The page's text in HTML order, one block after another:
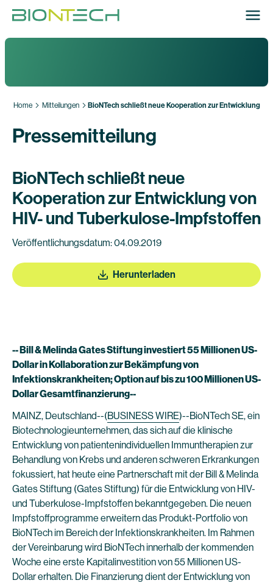
Home Mitteilungen BioNTech schließt neue Kooperation zur Entwicklung
Pressemitteilung
BioNTech schließt neue
Kooperation zur Entwicklung von
HIV- und Tuberkulose-Impfstoffen
Veröffentlichungsdatum: 04.09.2019
Herunterladen
-- Bill & Melinda Gates Stiftung investiert 55 Millionen US-
Dollar in Kollaboration zur Bekämpfung von
Infektionskrankheiten; Option auf bis zu 100 Millionen US-
Dollar Gesamtfinanzierung--
MAINZ, Deutschland--(BUSINESS WIRE)--BioNTech SE, ein
Biotechnologieunternehmen, das sich auf die klinische
Entwicklung von patientenindividuellen Immuntherapien zur
Behandlung von Krebs und anderen schweren Erkrankungen
fokussiert, hat heute eine Partnerschaft mit der Bill & Melinda
Gates Stiftung (Gates Stiftung) für die Entwicklung von HIV-
und Tuberkulose-Impfstoffen bekanntgegeben. Die neuen
Impfstoffprogramme erweitern das Produkt-Portfolio von
BioNTech im Bereich der Infektionskrankheiten. Im Rahmen
der Vereinbarung wird BioNTech innerhalb der kommenden
Woche eine erste Kapitalinvestition von 55 Millionen US-
Dollar erhalten. Die Finanzierung dient der Entwicklung von